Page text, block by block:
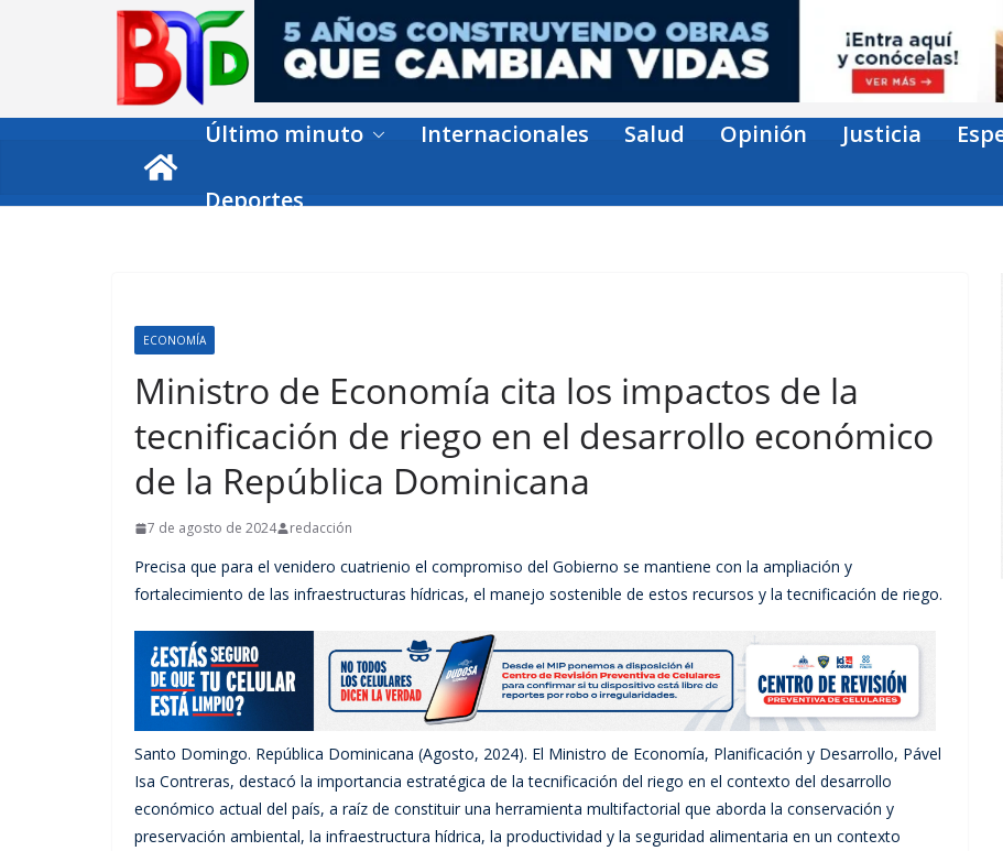
Último minuto Internacionales Salud Opinión Justicia
Deportes
ECONOMÍA
Ministro de Economía cita los impactos de la
tecnificación de riego en el desarrollo económico
de la República Dominicana
7 de agosto de 2024 redacción
Precisa que para el venidero cuatrienio el compromiso del Gobierno se mantiene con la ampliación y
fortalecimiento de las infraestructuras hídricas, el manejo sostenible de estos recursos y la tecnificación de riego.
Santo Domingo. República Dominicana (Agosto, 2024). El Ministro de Economía, Planificación y Desarrollo, Pável
Isa Contreras, destacó la importancia estratégica de la tecnificación del riego en el contexto del desarrollo
económico actual del país, a raíz de constituir una herramienta multifactorial que aborda la conservación y
preservación ambiental, la infraestructura hídrica, la productividad y la seguridad alimentaria en un contexto